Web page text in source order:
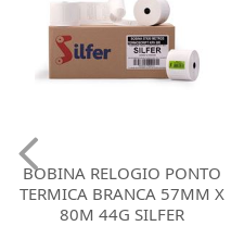
BOBINA RELOGIO PONTO
TERMICA BRANCA 57MM X
80M 44G SILFER